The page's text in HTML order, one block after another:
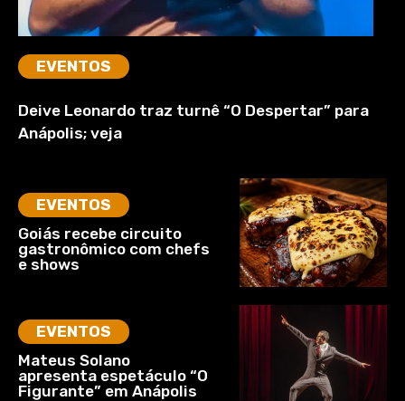
EVENTOS
Deive Leonardo traz turnê “O Despertar” para
Anápolis; veja
EVENTOS
Goiás recebe circuito
gastronômico com chefs
e shows
EVENTOS
Mateus Solano
apresenta espetáculo “O
Figurante” em Anápolis